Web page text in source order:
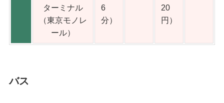
ターミナル
（東京モノレ
ール）
6
分）
20
円）
バス